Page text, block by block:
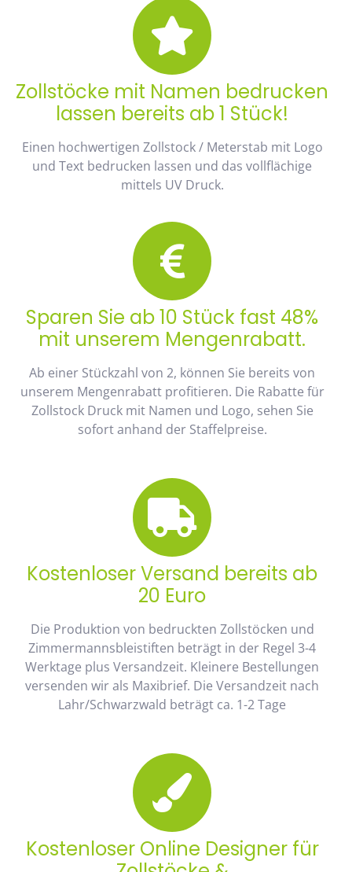
Zollstöcke mit Namen bedrucken
lassen bereits ab 1 Stück!
Einen hochwertigen Zollstock / Meterstab mit Logo
und Text bedrucken lassen und das vollflächige
mittels UV Druck.
Sparen Sie ab 10 Stück fast 48%
mit unserem Mengenrabatt.
Ab einer Stückzahl von 2, können Sie bereits von
unserem Mengenrabatt profitieren. Die Rabatte für
Zollstock Druck mit Namen und Logo, sehen Sie
sofort anhand der Staffelpreise.
Kostenloser Versand bereits ab
20 Euro
Die Produktion von bedruckten Zollstöcken und
Zimmermannsbleistiften beträgt in der Regel 3-4
Werktage plus Versandzeit. Kleinere Bestellungen
versenden wir als Maxibrief. Die Versandzeit nach
Lahr/Schwarzwald beträgt ca. 1-2 Tage
Kostenloser Online Designer für